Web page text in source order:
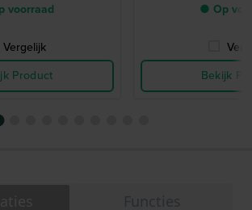
voorraad
Vergelijk
Product
● Op
Bekijk